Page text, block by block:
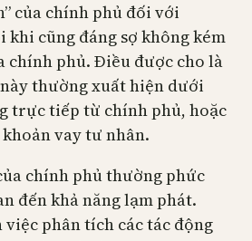
của chính phủ đối với
khi cũng đáng sợ không kém
chính phủ. Điều được cho là
thường xuất hiện dưới
trực tiếp từ chính phủ, hoặc
vay tư nhân.
chính phủ thường phức
đến khả năng lạm phát.
việc phân tích các tác động